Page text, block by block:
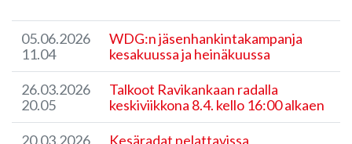
05.06.2026
11.04
WDG:n jäsenhankintakampanja
kesakuussa ja heinäkuussa
26.03.2026
20.05
Talkoot Ravikankaan radalla
keskiviikkona 8.4. kello 16:00 alkaen
20.03.2026
Kesäradat pelattavissa